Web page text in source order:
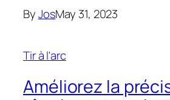
ByJosMay 31, 2023
Tir à l'arc
Améliorez la